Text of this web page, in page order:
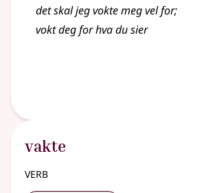
det skal jeg vokte meg vel for;
vokt deg for hva du sier
vakte
verb